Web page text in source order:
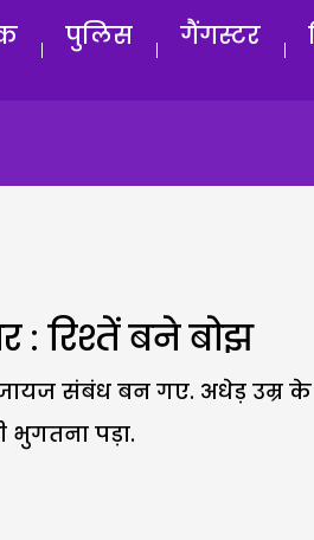
लॉग
पुलिस गैंगस्टर
: रिश्तें बने बोझ
संबंध बन गए. अधेड़
भुगतना पड़ा.